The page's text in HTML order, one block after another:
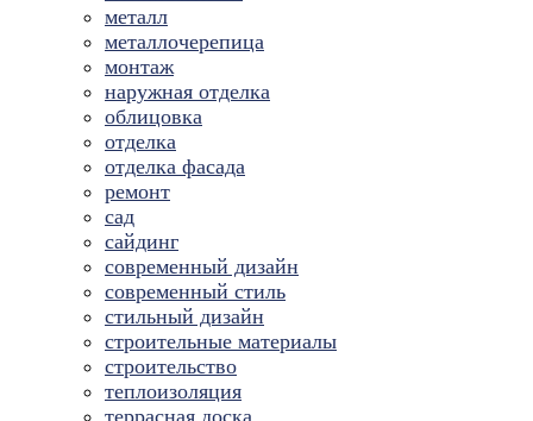
металл
металлочерепица
монтаж
наружная отделка
облицовка
отделка
отделка фасада
ремонт
сад
сайдинг
современный дизайн
современный стиль
стильный дизайн
строительные материалы
строительство
теплоизоляция
террасная доска